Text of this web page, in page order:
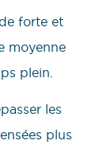
forte et
moyenne
plein.
les
plus